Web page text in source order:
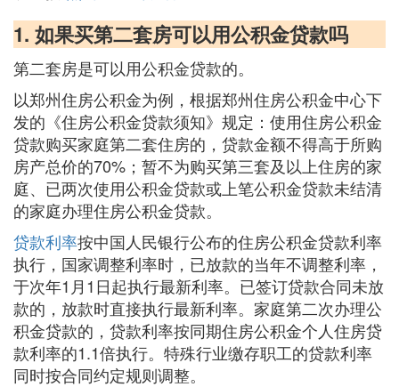
1. 如果买第二套房可以用公积金贷款吗
第二套房是可以用公积金贷款的。
以郑州住房公积金为例，根据郑州住房公积金中心下
发的《住房公积金贷款须知》规定：使用住房公积金
贷款购买家庭第二套住房的，贷款金额不得高于所购
房产总价的70%；暂不为购买第三套及以上住房的家
庭、已两次使用公积金贷款或上笔公积金贷款未结清
的家庭办理住房公积金贷款。
贷款利率按中国人民银行公布的住房公积金贷款利率
执行，国家调整利率时，已放款的当年不调整利率，
于次年1月1日起执行最新利率。已签订贷款合同未放
款的，放款时直接执行最新利率。家庭第二次办理公
积金贷款的，贷款利率按同期住房公积金个人住房贷
款利率的1.1倍执行。特殊行业缴存职工的贷款利率
同时按合同约定规则调整。